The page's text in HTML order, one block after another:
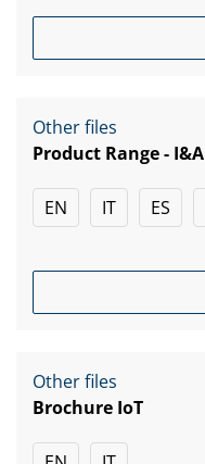
Other files
Product Range - I&A
EN IT ES
Other files
Brochure IoT